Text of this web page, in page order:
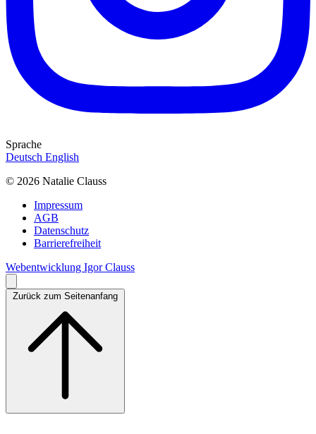
Sprache
Deutsch English
© 2026 Natalie Clauss
Impressum
AGB
Datenschutz
Barrierefreiheit
Webentwicklung Igor Clauss
Zurück zum Seitenanfang